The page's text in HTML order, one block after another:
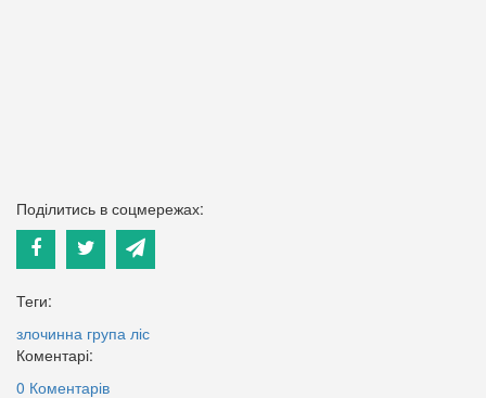
Поділитись в соцмережах:
Теги:
злочинна група ліс
Коментарі:
0 Коментарів